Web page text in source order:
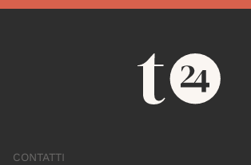
CONTATTI